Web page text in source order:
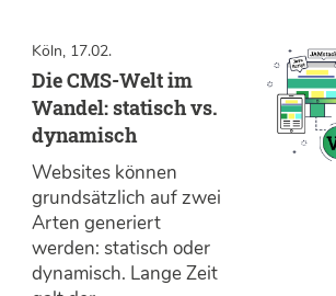
Köln, 17.02.
Die CMS-Welt im
Wandel: statisch vs.
dynamisch
Websites können
grundsätzlich auf zwei
Arten generiert
werden: statisch oder
dynamisch. Lange Zeit